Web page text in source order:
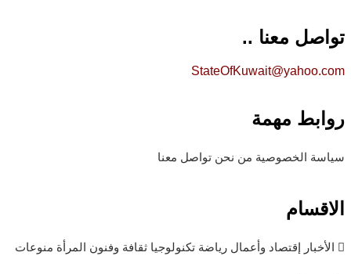
تواصل معنا ..
StateOfKuwait@yahoo.com
روابط مهمة
سياسة الخصوصية من نحن تواصل معنا
الاقسام
الأخبار إقتصاد وأعمال رياضة تكنولوجيا ثقافة وفنون المرأة منوعات